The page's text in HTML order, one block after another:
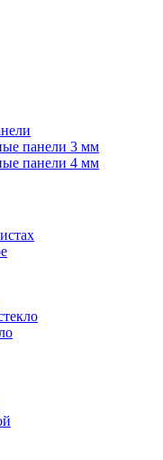
панели 3 мм
панели 4 мм